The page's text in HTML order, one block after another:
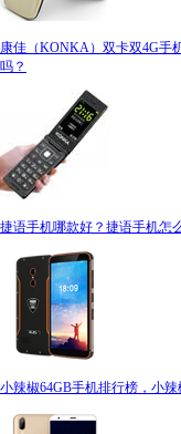
康佳（KONKA）双卡双4G手
吗？
捷语手机哪款好？捷语手机怎
小辣椒64GB手机排行榜，小